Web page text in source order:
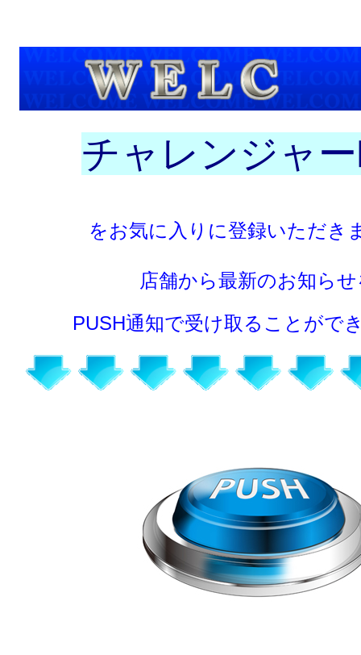
チャレンジャ
をお気に入りに登録いただき
店舗から最新のお知ら
PUSH通知で受け取ることがで